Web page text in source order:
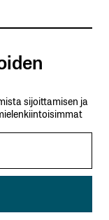
sijoittamisen ja